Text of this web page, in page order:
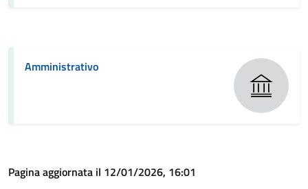
Amministrativo
Pagina aggiornata il 12/01/2026, 16:01